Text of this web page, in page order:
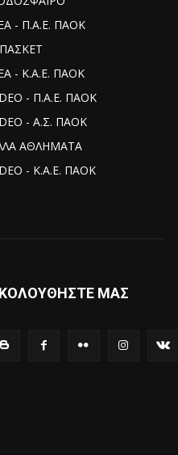
- Π.Α.Ε. ΠΑΟΚ
- Κ.Α.Ε. ΠΑΟΚ
- Π.Α.Ε. ΠΑΟΚ
- Α.Σ. ΠΑΟΚ
ΑΘΛΗΜΑΤΑ
- Κ.Α.Ε. ΠΑΟΚ
ΜΑΣ